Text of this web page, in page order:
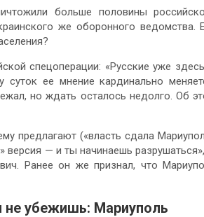
больше половины
же оборонного ведомства.
спецоперации: «Русские уже
ее мнение кардинально
но ждать осталось недолго. Об
предлагают («власть сдала
версия — и ты начинаешь
Ранее он же признал, что
не убежишь: Мариуполь